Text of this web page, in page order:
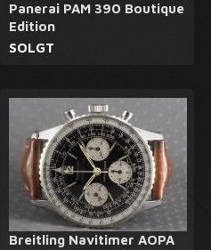
Panerai PAM 390 Boutique
Edition
SOLGT
Breitling Navitimer AOPA